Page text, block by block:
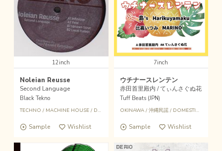
12inch
Noleian Reusse
Second Language
Black Tekno
TECHNO / MACHINE HOUSE/ DETROIT HOUSE
Sample Wishlist
7inch
ウチナースレンテン
赤田首里殿内 / てぃんさぐぬ花
Tuff Beats (JPN)
OKINAWA/ 沖縄民謡/ DOMESTIC
Sample Wishlist